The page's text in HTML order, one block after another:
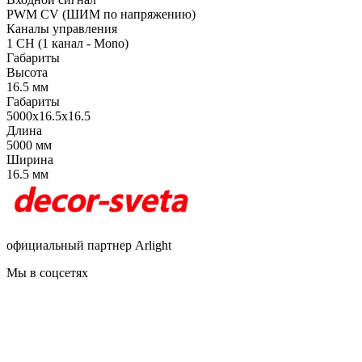
PWM СV (ШИМ по напряжению)
Каналы управления
1 CH (1 канал - Mono)
Габариты
Высота
16.5 мм
Габариты
5000x16.5x16.5
Длина
5000 мм
Ширина
16.5 мм
официальный партнер Arlight
Мы в соцсетях